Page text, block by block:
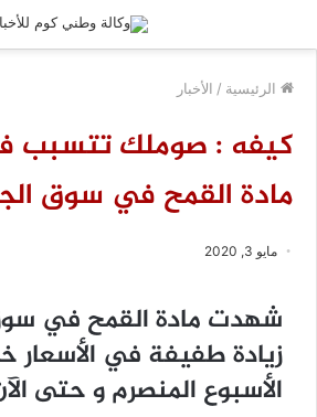
الرئيسية / الأخبار
كيفه : صوملك تتسبب
مادة القمح في سوق
مايو 3, 2020
شهدت مادة القمح في
زيادة طفيفة في الأسعار
الأسبوع المنصرم و حتى